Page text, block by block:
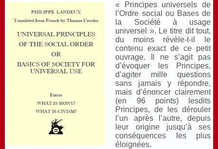
« Principes universels de
l’Ordre social ou Bases de
la Société à usage
universel ». Le titre dit tout,
du moins révèle-t-il le
contenu exact de ce petit
ouvrage. Il ne s’agit pas
d’évoquer les Principes,
d’agiter mille questions
sans jamais y répondre,
mais d’énoncer clairement
(en 96 points) lesdits
Principes, de les dérouler
l’un après l’autre, depuis
leur origine jusqu’à ses
conséquences les plus
éloignées.